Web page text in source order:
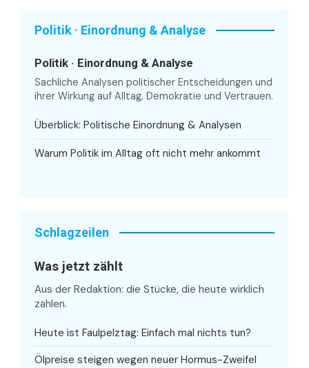
Politik · Einordnung & Analyse
Politik · Einordnung & Analyse
Sachliche Analysen politischer Entscheidungen und
ihrer Wirkung auf Alltag, Demokratie und Vertrauen.
Überblick: Politische Einordnung & Analysen
Warum Politik im Alltag oft nicht mehr ankommt
Schlagzeilen
Was jetzt zählt
Aus der Redaktion: die Stücke, die heute wirklich
zählen.
Heute ist Faulpelztag: Einfach mal nichts tun?
Ölpreise steigen wegen neuer Hormus-Zweifel